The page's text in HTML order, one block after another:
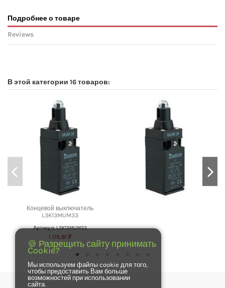
Подробнее о товаре
Reviews
В этой категории 16 товаров:
Концевой выключатель
L3K13MUM33
Артикул: L3K13MUM33
1 119,81 ₽
🍪 Разрещить сайту принимать
Cookie?
Мы используем файлы cookie для того,
чтобы предоставить Вам больше
возможностей при использовании
сайта.